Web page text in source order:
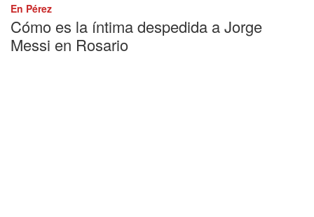
En Pérez
Cómo es la íntima despedida a Jorge
Messi en Rosario